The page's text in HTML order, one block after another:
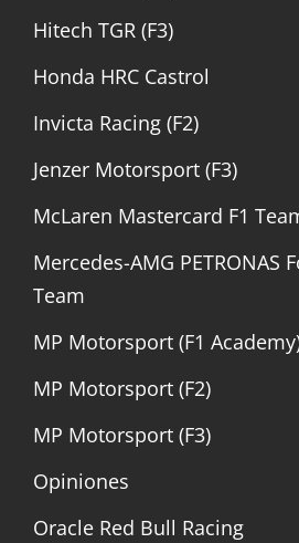
Hitech TGR (F3)
Honda HRC Castrol
Invicta Racing (F2)
Jenzer Motorsport (F3)
McLaren Mastercard F1
Mercedes-AMG PETRONAS
Team
MP Motorsport (F1
MP Motorsport (F2)
MP Motorsport (F3)
Opiniones
Oracle Red Bull Racing